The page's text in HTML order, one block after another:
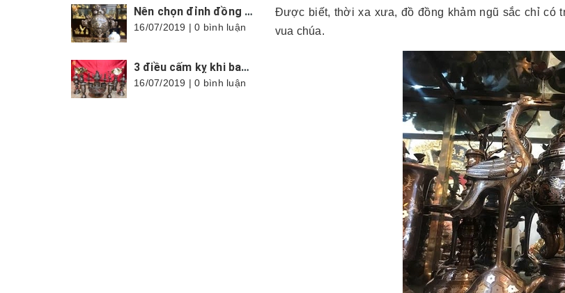
Được biết, thời xa xưa, đồ đồng khảm ngũ sắc chỉ có
vua chúa.
Nên chọn đỉnh đồng tròn hay vuông?
16/07/2019 | 0 bình luận
3 điều cấm kỵ khi bao sái ban thờ nhất là trong tháng cô hồn
16/07/2019 | 0 bình luận